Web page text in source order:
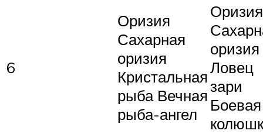
6
Оризия
Сахарная
оризия
Кристальная
рыба Вечная
рыба-ангел
Оризия
оризия
Ловец
зари
Боевая